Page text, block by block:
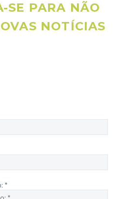
SE PARA NÃO
NOTÍCIAS
*